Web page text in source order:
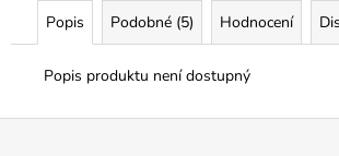
Popis Podobné (5) Hodnocení
Popis produktu není dostupný